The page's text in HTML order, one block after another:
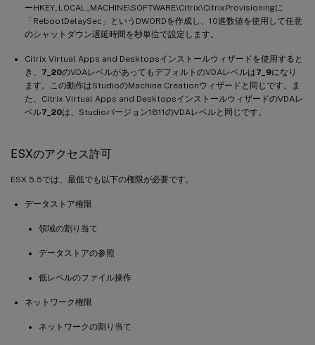
ーHKEY_LOCAL_MACHINE\SOFTWARE\Citrix\CitrixProvisioningに
「RebootDelaySec」というDWORDを作成し、10進数値を使用して任意
のシャットダウン遅延時間を秒単位で設定します。
Citrix Virtual Apps and Desktopsインストールウィザードを使用すると
き、 7_20のVDAレベルがあってもデフォルトのVDAレベルは7_9になり
ます。この動作はStudioのMachine Creationウィザードと同じです。ま
た、Citrix Virtual Apps and DesktopsインストールウィザードのVDAレ
ベル7_20は、Studioバージョン1811のVDAレベルと同じです。
ESXのアクセス許可
ESX 5.5では、最低でも以下の権限が必要です。
データストア権限
領域の割り当て
データストアの参照
低レベルのファイル操作
ネットワーク権限
ネットワークの割り当て